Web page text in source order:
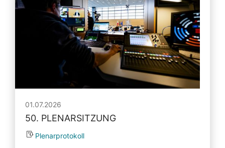
01.07.2026
50. PLENARSITZUNG
Plenarprotokoll